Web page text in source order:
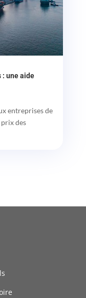
une aide
entreprises de
des